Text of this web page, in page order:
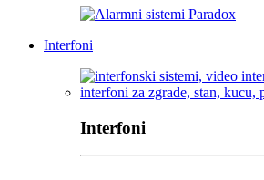
Interfoni
Interfoni